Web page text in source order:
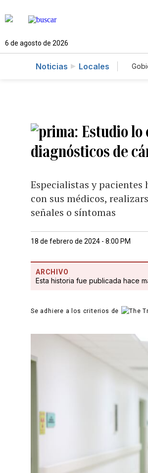
6 de agosto de 2026
Noticias Locales
Estudio lo
diagnósticos de
Especialistas y
con sus médicos,
señales o síntomas
18 de febrero de 2024 - 8:00 PM
ARCHIVO
Esta historia fue publicada hace
Se adhiere a los criterios de